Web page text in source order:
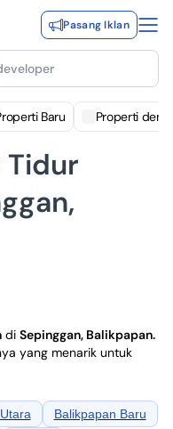
Pasang Iklan
Baru Properti
Tidur
di Sepinggan, Balikpapan.
yang menarik untuk
Balikpapan Baru